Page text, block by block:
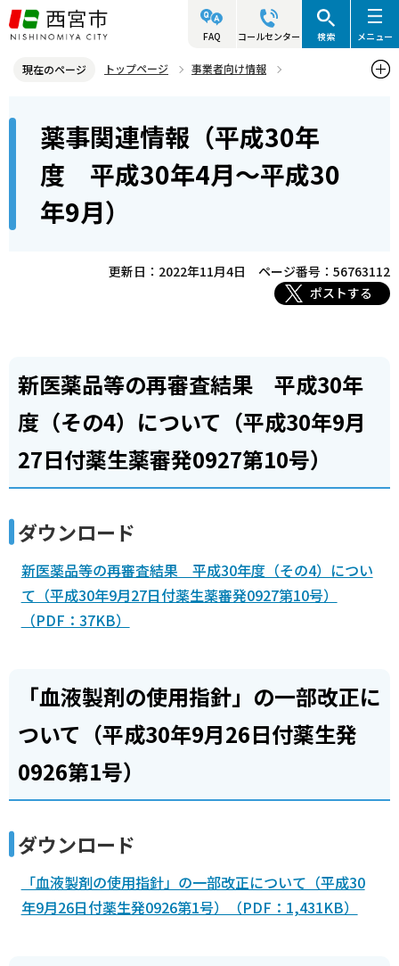
こ
の
ジ
す
FAQ コールセンター 検索 メニュー
現在のページ トップページ
事業者向け情報
薬事関連情報（平成30年度 平成30年4月～平成30年9月）
ら
薬事関連情報（平成30年
度 平成30年4月～平成30
年9月）
更新日：2022年11月4日
ページ番号：56763112
ポストする
新医薬品等の再審査結果 平成30年
度（その4）について（平成30年9月
27日付薬生薬審発0927第10号）
ダウンロード
新医薬品等の再審査結果 平成30年度（その4）につい
て（平成30年9月27日付薬生薬審発0927第10号）
（PDF：37KB）
「血液製剤の使用指針」の一部改正に
ついて（平成30年9月26日付薬生発
0926第1号）
ダウンロード
「血液製剤の使用指針」の一部改正について（平成30
年9月26日付薬生発0926第1号）（PDF：1,431KB）